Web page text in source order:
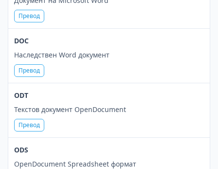
Превод
DOC
Наследствен Word документ
Превод
ODT
Текстов документ OpenDocument
Превод
ODS
OpenDocument Spreadsheet формат